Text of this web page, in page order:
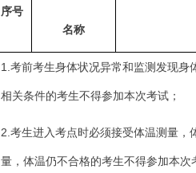
序号
名称
1.考前考生身体状况异常和监测发现
相关条件的考生不得参加本次考试；
2.考生进入考点时必须接受体温测量，
量，体温仍不合格的考生不得参加本次